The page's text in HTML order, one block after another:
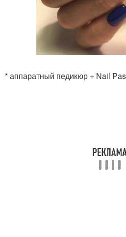
* аппаратный педикюр + Nail